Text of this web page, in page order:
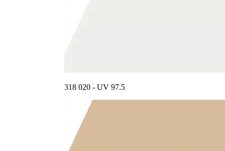
318 020 - UV 97.5